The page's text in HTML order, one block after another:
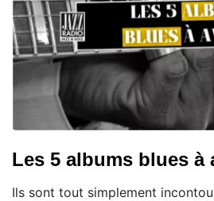
Les 5 albums blues à
Ils sont tout simplement